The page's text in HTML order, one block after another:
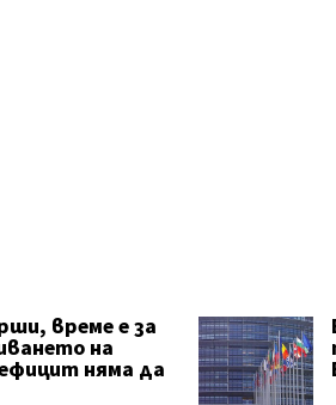
време е за
на
няма да